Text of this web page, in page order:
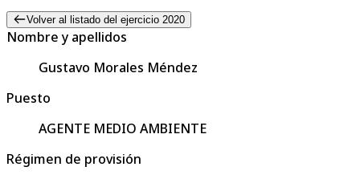
Volver al listado del ejercicio 2020
Nombre y apellidos
Gustavo Morales Méndez
Puesto
AGENTE MEDIO AMBIENTE
Régimen de provisión